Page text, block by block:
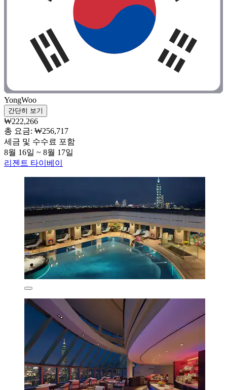
YongWoo
간단히 보기
₩222,266
총 요금: ₩256,717
세금 및 수수료 포함
8월 16일 ~ 8월 17일
리젠트 타이베이